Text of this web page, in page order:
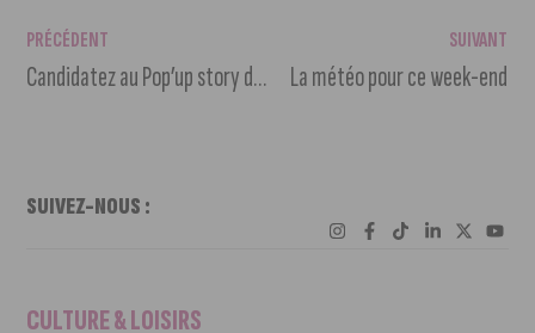
PRÉCÉDENT
Candidatez au Pop’up story du chef Thierry Marx à Dijon
SUIVANT
La météo pour ce week-end
SUIVEZ-NOUS :
CULTURE & LOISIRS